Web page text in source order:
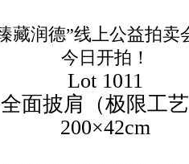
Lot 1011
全面披肩（极限工
200×42cm